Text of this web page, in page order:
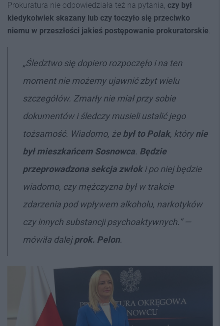
Prokuratura nie odpowiedziała też na pytania, czy był
kiedykolwiek skazany lub czy toczyło się przeciwko
niemu w przeszłości jakieś postępowanie prokuratorskie.
„Śledztwo się dopiero rozpoczęło i na ten
moment nie możemy ujawnić zbyt wielu
szczegółów. Zmarły nie miał przy sobie
dokumentów i śledczy musieli ustalić jego
tożsamość. Wiadomo, że był to Polak, którynie
był mieszkańcem Sosnowca. Będzie
przeprowadzona sekcja zwłoki po niej będzie
wiadomo, czy mężczyzna był w trakcie
zdarzenia pod wpływem alkoholu, narkotyków
czy innych substancji psychoaktywnych.” —
mówiła dalejprok. Pelon.